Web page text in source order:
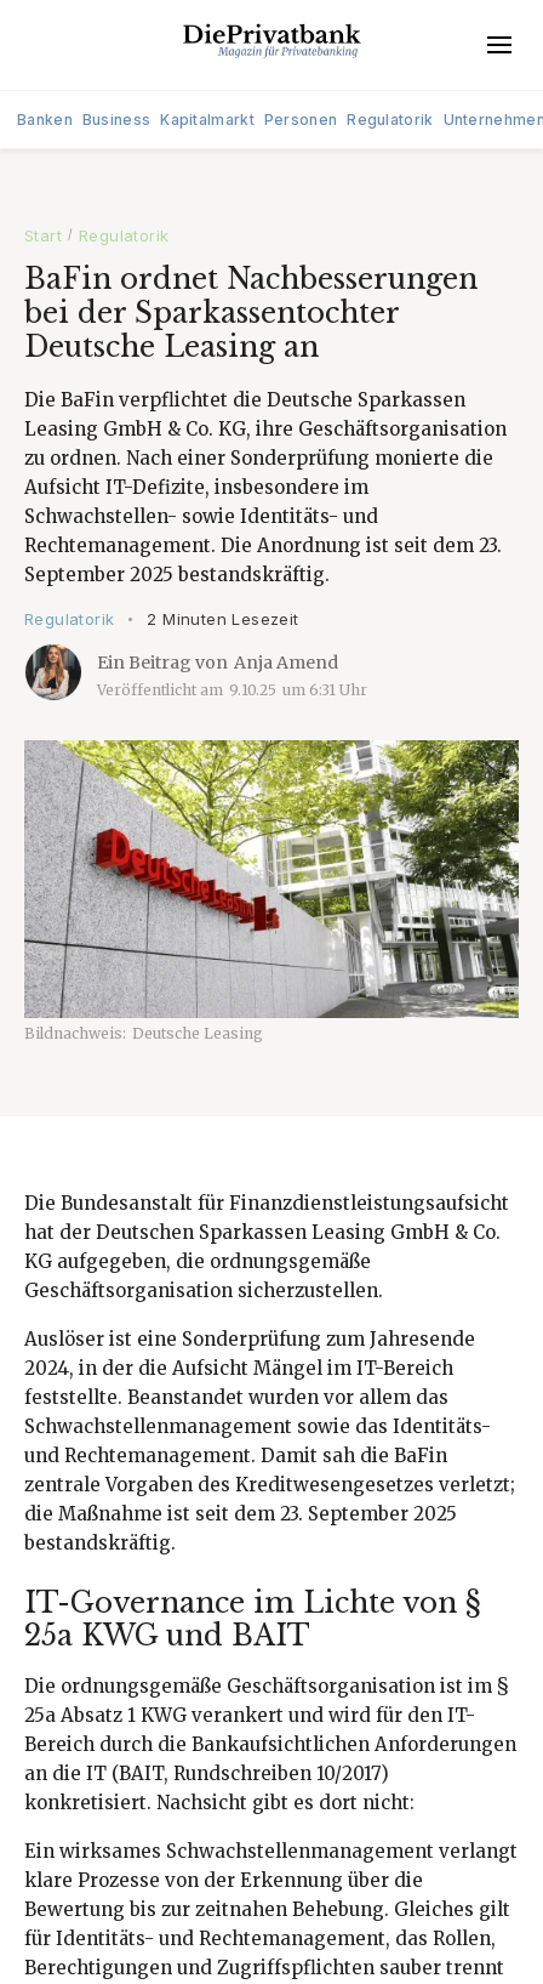
Banken Business Kapitalmarkt Personen Regulatorik
Start / Regulatorik
BaFin ordnet Nachbesserungen
bei der Sparkassentochter
Deutsche Leasing an
Die BaFin verpflichtet die Deutsche Sparkassen
Leasing GmbH & Co. KG, ihre Geschäftsorganisation
zu ordnen. Nach einer Sonderprüfung monierte die
Aufsicht IT-Defizite, insbesondere im
Schwachstellen- sowie Identitäts- und
Rechtemanagement. Die Anordnung ist seit dem 23.
September 2025 bestandskräftig.
Regulatorik • 2 Minuten Lesezeit
Ein Beitrag von Anja Amend
Veröffentlicht am 9.10.25 um 6:31 Uhr
Bildnachweis: Deutsche Leasing
Die Bundesanstalt für Finanzdienstleistungsaufsicht
hat der Deutschen Sparkassen Leasing GmbH & Co.
KG aufgegeben, die ordnungsgemäße
Geschäftsorganisation sicherzustellen.
Auslöser ist eine Sonderprüfung zum Jahresende
2024, in der die Aufsicht Mängel im IT-Bereich
feststellte. Beanstandet wurden vor allem das
Schwachstellenmanagement sowie das Identitäts-
und Rechtemanagement. Damit sah die BaFin
zentrale Vorgaben des Kreditwesengesetzes verletzt;
die Maßnahme ist seit dem 23. September 2025
bestandskräftig.
IT-Governance im Lichte von §
25a KWG und BAIT
Die ordnungsgemäße Geschäftsorganisation ist im §
25a Absatz 1 KWG verankert und wird für den IT-
Bereich durch die Bankaufsichtlichen Anforderungen
an die IT (BAIT, Rundschreiben 10/2017)
konkretisiert. Nachsicht gibt es dort nicht:
Ein wirksames Schwachstellenmanagement verlangt
klare Prozesse von der Erkennung über die
Bewertung bis zur zeitnahen Behebung. Gleiches gilt
für Identitäts- und Rechtemanagement, das Rollen,
Berechtigungen und Zugriffspflichten sauber trennt